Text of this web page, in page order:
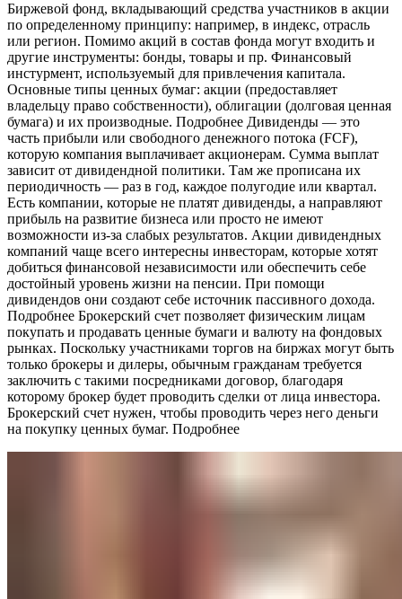
Биржевой фонд, вкладывающий средства участников в акции
по определенному принципу: например, в индекс, отрасль
или регион. Помимо акций в состав фонда могут входить и
другие инструменты: бонды, товары и пр. Финансовый
инстурмент, используемый для привлечения капитала.
Основные типы ценных бумаг: акции (предоставляет
владельцу право собственности), облигации (долговая ценная
бумага) и их производные. Подробнее Дивиденды — это
часть прибыли или свободного денежного потока (FCF),
которую компания выплачивает акционерам. Сумма выплат
зависит от дивидендной политики. Там же прописана их
периодичность — раз в год, каждое полугодие или квартал.
Есть компании, которые не платят дивиденды, а направляют
прибыль на развитие бизнеса или просто не имеют
возможности из-за слабых результатов. Акции дивидендных
компаний чаще всего интересны инвесторам, которые хотят
добиться финансовой независимости или обеспечить себе
достойный уровень жизни на пенсии. При помощи
дивидендов они создают себе источник пассивного дохода.
Подробнее Брокерский счет позволяет физическим лицам
покупать и продавать ценные бумаги и валюту на фондовых
рынках. Поскольку участниками торгов на биржах могут быть
только брокеры и дилеры, обычным гражданам требуется
заключить с такими посредниками договор, благодаря
которому брокер будет проводить сделки от лица инвестора.
Брокерский счет нужен, чтобы проводить через него деньги
на покупку ценных бумаг. Подробнее